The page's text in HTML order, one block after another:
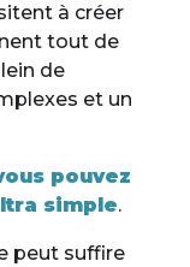
à créer
tout de
de
et un
pouvez
simple.
peut suffire